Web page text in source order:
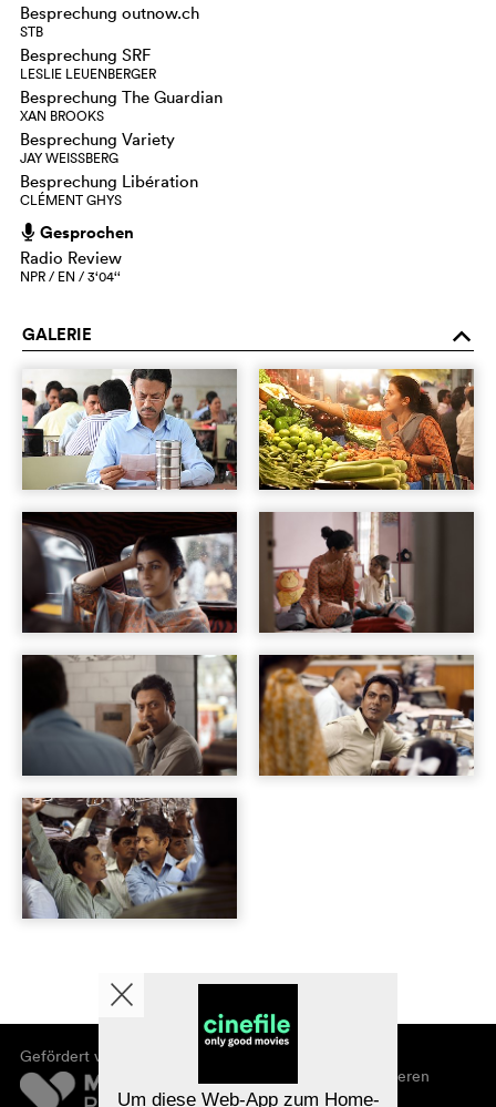
Besprechung outnow.ch
STB
Besprechung SRF
LESLIE LEUENBERGER
Besprechung The Guardian
XAN BROOKS
Besprechung Variety
JAY WEISSBERG
Besprechung Libération
CLÉMENT GHYS
h Gesprochen
Radio Review
NPR / EN / 3‘04‘‘
GALERIE o
Gefördert von
Registrieren/abonnieren
Newsletter
Um diese Web-App zum Home-